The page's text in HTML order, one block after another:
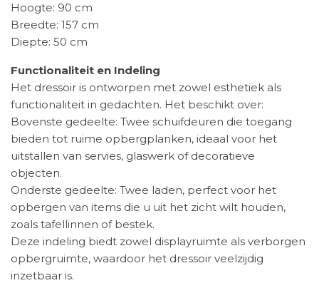
Hoogte: 90 cm
Breedte: 157 cm
Diepte: 50 cm
Functionaliteit en Indeling
Het dressoir is ontworpen met zowel esthetiek als
functionaliteit in gedachten. Het beschikt over:
Bovenste gedeelte: Twee schuifdeuren die toegang
bieden tot ruime opbergplanken, ideaal voor het
uitstallen van servies, glaswerk of decoratieve
objecten.
Onderste gedeelte: Twee laden, perfect voor het
opbergen van items die u uit het zicht wilt houden,
zoals tafellinnen of bestek.
Deze indeling biedt zowel displayruimte als verborgen
opbergruimte, waardoor het dressoir veelzijdig
inzetbaar is.